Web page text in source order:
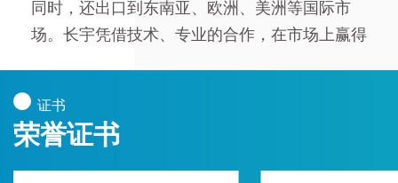
同时，还出口到东南亚、欧洲、美洲等国际市
场。长宇凭借技术、专业的合作，在市场上赢得
前已有100余项实用新型专利，多项发明专利。
公司已通过ISO9001质量管理体系认证，产品符
合SGS检测、FDA检测。
证书
荣誉证书